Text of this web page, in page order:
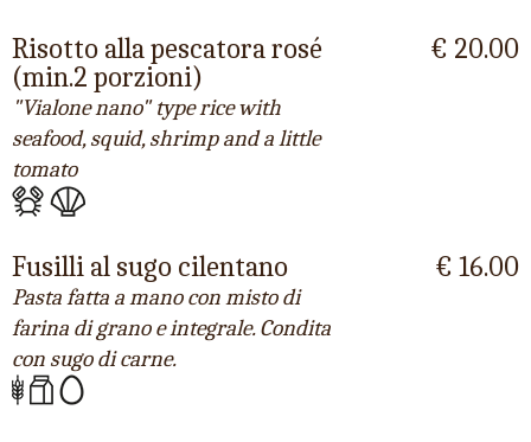
Risotto alla pescatora rosé
(min.2 porzioni)
"Vialone nano" type rice with
seafood, squid, shrimp and a little
tomato
€ 20.00
Fusilli al sugo cilentano
Pasta fatta a mano con misto di
farina di grano e integrale. Condita
con sugo di carne.
€ 16.00